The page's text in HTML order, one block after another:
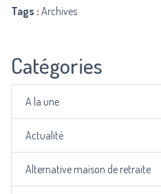
Tags : Archives
Catégories
A la une
Actualité
Alternative maison de retraite